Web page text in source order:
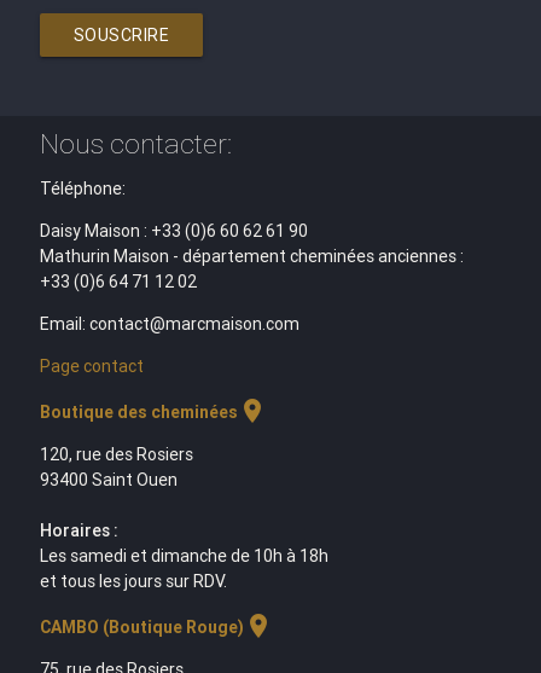
SOUSCRIRE
Nous contacter:
Téléphone:
Daisy Maison : +33 (0)6 60 62 61 90
Mathurin Maison - département cheminées anciennes :
+33 (0)6 64 71 12 02
Email: contact@marcmaison.com
Page contact
Boutique des cheminées location_on
120, rue des Rosiers
93400 Saint Ouen
Horaires :
Les samedi et dimanche de 10h à 18h
et tous les jours sur RDV.
CAMBO (Boutique Rouge) location_on